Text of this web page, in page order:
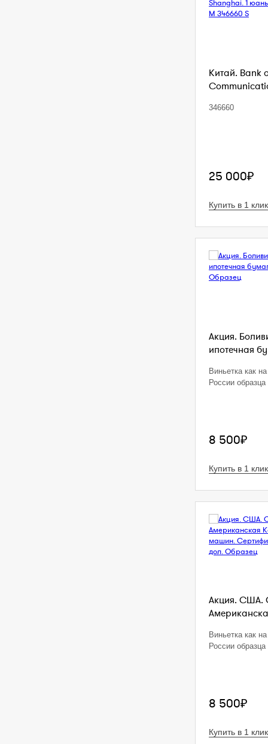
Китай. Bank
346660
25 000₽
Купить в 1 клик
Акция.
ипотечная
Виньетка как
России образца
8 500₽
Купить в 1 клик
Акция. США.
Виньетка как
России образца
8 500₽
Купить в 1 клик